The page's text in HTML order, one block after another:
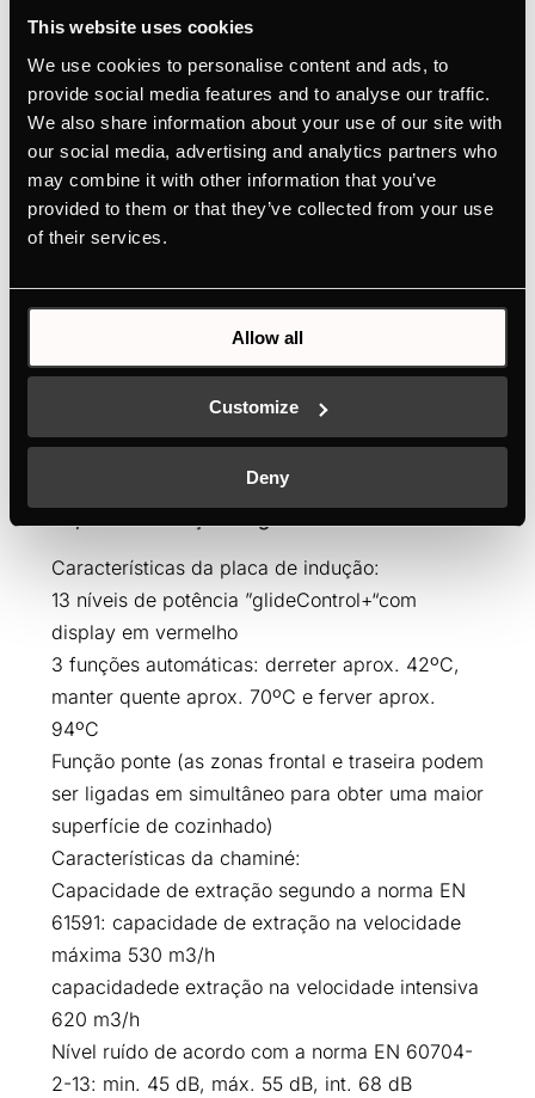
This website uses cookies
We use cookies to personalise content and ads, to
provide social media features and to analyse our traffic.
We also share information about your use of our site with
our social media, advertising and analytics partners who
may combine it with other information that you’ve
provided to them or that they’ve collected from your use
of their services.
Allow all
Customize
Deny
KMI9800.0SR
Placa de indução com exaustão incorporada de
Características da placa de indução:
13 níveis de potência ”glideControl+“com
display em vermelho
3 funções automáticas: derreter aprox. 42ºC,
manter quente aprox. 70ºC e ferver aprox.
94ºC
Função ponte (as zonas frontal e traseira podem
ser ligadas em simultâneo para obter uma maior
superfície de cozinhado)
Características da chaminé:
Capacidade de extração segundo a norma EN
61591: capacidade de extração na velocidade
máxima 530 m3/h
capacidadede extração na velocidade intensiva
620 m3/h
Nível ruído de acordo com a norma EN 60704-
2-13: min. 45 dB, máx. 55 dB, int. 68 dB